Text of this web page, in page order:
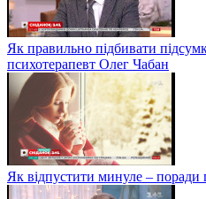
Як правильно підбивати
психотерапевт Олег Чабан
Як відпустити минуле – поради